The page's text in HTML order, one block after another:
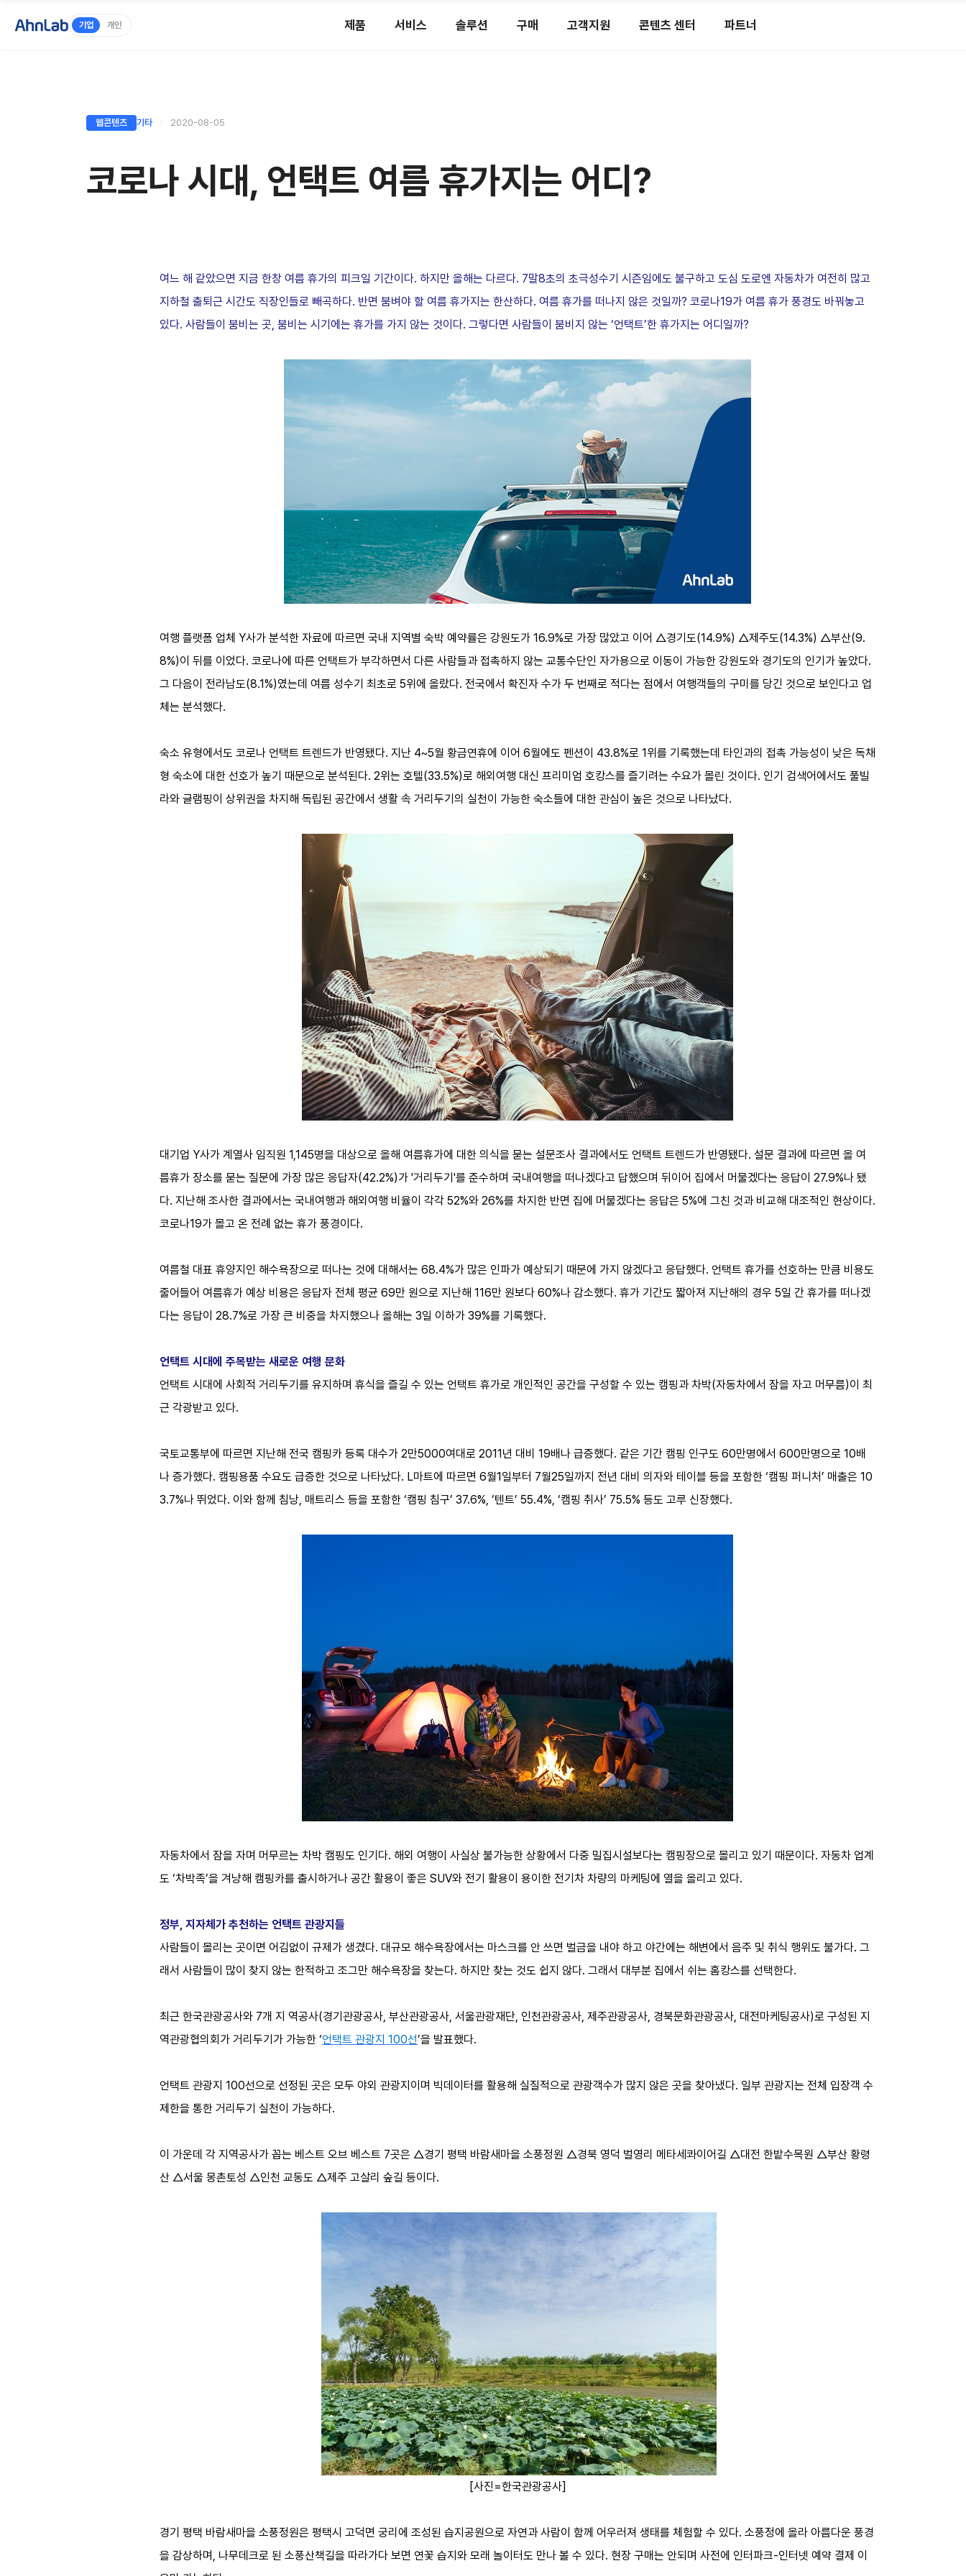
기업 개인 제품 서비스 솔루션 구매 고객지원 콘텐츠 센터 파트너
웹콘텐츠 기타 2020-08-05
코로나 시대, 언택트 여름 휴가지는 어디?
여느 해 같았으면 지금 한창 여름 휴가의 피크일 기간이다. 하지만 올해는 다르다. 7말8초의 초극성수기 시즌임에도 불구하고 도심 도로엔 자동차가 여전히 많고
지하철 출퇴근 시간도 직장인들로 빼곡하다. 반면 붐벼야 할 여름 휴가지는 한산하다. 여름 휴가를 떠나지 않은 것일까? 코로나19가 여름 휴가 풍경도 바꿔놓고
있다. 사람들이 붐비는 곳, 붐비는 시기에는 휴가를 가지 않는 것이다. 그렇다면 사람들이 붐비지 않는 ‘언택트’한 휴가지는 어디일까?
여행 플랫폼 업체 Y사가 분석한 자료에 따르면 국내 지역별 숙박 예약률은 강원도가 16.9%로 가장 많았고 이어 △경기도(14.9%) △제주도(14.3%) △부산(9.
8%)이 뒤를 이었다. 코로나에 따른 언택트가 부각하면서 다른 사람들과 접촉하지 않는 교통수단인 자가용으로 이동이 가능한 강원도와 경기도의 인기가 높았다.
그 다음이 전라남도(8.1%)였는데 여름 성수기 최초로 5위에 올랐다. 전국에서 확진자 수가 두 번째로 적다는 점에서 여행객들의 구미를 당긴 것으로 보인다고 업
체는 분석했다.
숙소 유형에서도 코로나 언택트 트렌드가 반영됐다. 지난 4~5월 황금연휴에 이어 6월에도 펜션이 43.8%로 1위를 기록했는데 타인과의 접촉 가능성이 낮은 독채
형 숙소에 대한 선호가 높기 때문으로 분석된다. 2위는 호텔(33.5%)로 해외여행 대신 프리미엄 호캉스를 즐기려는 수요가 몰린 것이다. 인기 검색어에서도 풀빌
라와 글램핑이 상위권을 차지해 독립된 공간에서 생활 속 거리두기의 실천이 가능한 숙소들에 대한 관심이 높은 것으로 나타났다.
대기업 Y사가 계열사 임직원 1,145명을 대상으로 올해 여름휴가에 대한 의식을 묻는 설문조사 결과에서도 언택트 트렌드가 반영됐다. 설문 결과에 따르면 올 여
름휴가 장소를 묻는 질문에 가장 많은 응답자(42.2%)가 '거리두기'를 준수하며 국내여행을 떠나겠다고 답했으며 뒤이어 집에서 머물겠다는 응답이 27.9%나 됐
다. 지난해 조사한 결과에서는 국내여행과 해외여행 비율이 각각 52%와 26%를 차지한 반면 집에 머물겠다는 응답은 5%에 그친 것과 비교해 대조적인 현상이다.
코로나19가 몰고 온 전례 없는 휴가 풍경이다.
여름철 대표 휴양지인 해수욕장으로 떠나는 것에 대해서는 68.4%가 많은 인파가 예상되기 때문에 가지 않겠다고 응답했다. 언택트 휴가를 선호하는 만큼 비용도
줄어들어 여름휴가 예상 비용은 응답자 전체 평균 69만 원으로 지난해 116만 원보다 60%나 감소했다. 휴가 기간도 짧아져 지난해의 경우 5일 간 휴가를 떠나겠
다는 응답이 28.7%로 가장 큰 비중을 차지했으나 올해는 3일 이하가 39%를 기록했다.
언택트 시대에 주목받는 새로운 여행 문화
언택트 시대에 사회적 거리두기를 유지하며 휴식을 즐길 수 있는 언택트 휴가로 개인적인 공간을 구성할 수 있는 캠핑과 차박(자동차에서 잠을 자고 머무름)이 최
근 각광받고 있다.
국토교통부에 따르면 지난해 전국 캠핑카 등록 대수가 2만5000여대로 2011년 대비 19배나 급증했다. 같은 기간 캠핑 인구도 60만명에서 600만명으로 10배
나 증가했다. 캠핑용품 수요도 급증한 것으로 나타났다. L마트에 따르면 6월1일부터 7월25일까지 전년 대비 의자와 테이블 등을 포함한 ‘캠핑 퍼니처’ 매출은 10
3.7%나 뛰었다. 이와 함께 침낭, 매트리스 등을 포함한 ‘캠핑 침구’ 37.6%, ‘텐트’ 55.4%, ‘캠핑 취사’ 75.5% 등도 고루 신장했다.
자동차에서 잠을 자며 머무르는 차박 캠핑도 인기다. 해외 여행이 사실상 불가능한 상황에서 다중 밀집시설보다는 캠핑장으로 몰리고 있기 때문이다. 자동차 업계
도 ‘차박족’을 겨냥해 캠핑카를 출시하거나 공간 활용이 좋은 SUV와 전기 활용이 용이한 전기차 차량의 마케팅에 열을 올리고 있다.
정부, 지자체가 추천하는 언택트 관광지들
사람들이 몰리는 곳이면 어김없이 규제가 생겼다. 대규모 해수욕장에서는 마스크를 안 쓰면 벌금을 내야 하고 야간에는 해변에서 음주 및 취식 행위도 불가다. 그
래서 사람들이 많이 찾지 않는 한적하고 조그만 해수욕장을 찾는다. 하지만 찾는 것도 쉽지 않다. 그래서 대부분 집에서 쉬는 홈캉스를 선택한다.
최근 한국관광공사와 7개 지 역공사(경기관광공사, 부산관광공사, 서울관광재단, 인천관광공사, 제주관광공사, 경북문화관광공사, 대전마케팅공사)로 구성된 지
역관광협의회가 거리두기가 가능한 ‘언택트 관광지 100선’을 발표했다.
언택트 관광지 100선으로 선정된 곳은 모두 야외 관광지이며 빅데이터를 활용해 실질적으로 관광객수가 많지 않은 곳을 찾아냈다. 일부 관광지는 전체 입장객 수
제한을 통한 거리두기 실천이 가능하다.
이 가운데 각 지역공사가 꼽는 베스트 오브 베스트 7곳은 △경기 평택 바람새마을 소풍정원 △경북 영덕 벌영리 메타세콰이어길 △대전 한밭수목원 △부산 황령
산 △서울 몽촌토성 △인천 교동도 △제주 고살리 숲길 등이다.
[사진=한국관광공사]
경기 평택 바람새마을 소풍정원은 평택시 고덕면 궁리에 조성된 습지공원으로 자연과 사람이 함께 어우러져 생태를 체험할 수 있다. 소풍정에 올라 아름다운 풍경
을 감상하며, 나무데크로 된 소풍산책길을 따라가다 보면 연꽃 습지와 모래 놀이터도 만나 볼 수 있다. 현장 구매는 안되며 사전에 인터파크-인터넷 예약 결제 이